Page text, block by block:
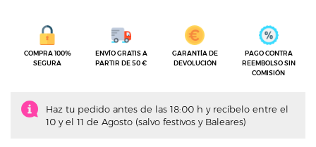
COMPRA 100%
SEGURA
ENVÍO GRATIS A
PARTIR DE 50 €
GARANTÍA DE
DEVOLUCIÓN
PAGO CONTRA
REEMBOLSO SIN
COMISIÓN
Haz tu pedido antes de las 18:00 h y recíbelo entre el
10 y el 11 de Agosto (salvo festivos y Baleares)